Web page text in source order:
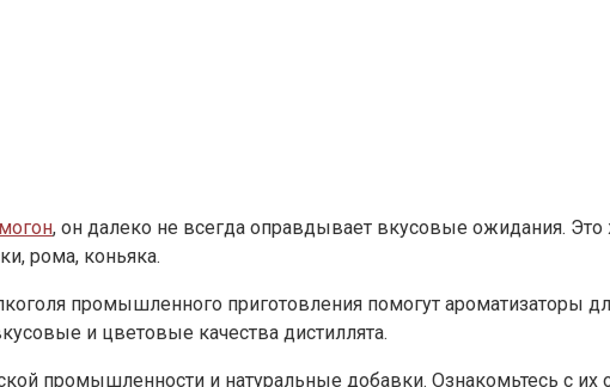
, он далеко не всегда оправдывает вкусовые ожидания. Это
рома, коньяка.
промышленного приготовления помогут
и цветовые качества дистиллята.
промышленности и натуральные добавки. Ознакомьтесь с